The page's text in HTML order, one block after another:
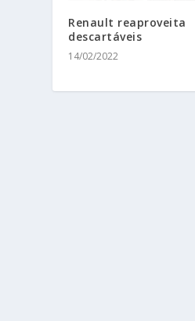
Renault reaproveita
descartáveis
14/02/2022